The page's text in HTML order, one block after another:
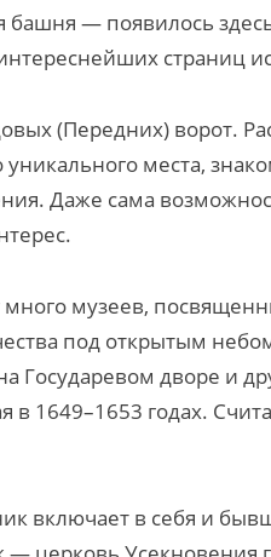
— появилось
страниц
(Передних) ворот.
места,
Даже сама
много музеев,
под открытым
Государевом дворе и
1649–1653 годах.
включает в себя и